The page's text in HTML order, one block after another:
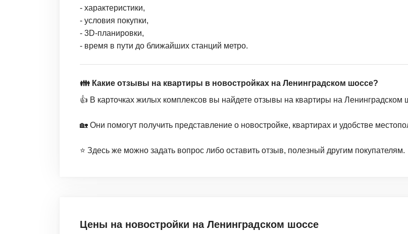
- характеристики,
- условия покупки,
- 3D-планировки,
- время в пути до ближайших станций метро.
👪 Какие отзывы на квартиры в новостройках на Ленинградском шоссе?
👍 В карточках жилых комплексов вы найдете отзывы на квартиры на Ленинградском
🏡 Они помогут получить представление о новостройке, квартирах и удобстве
⭐️ Здесь же можно задать вопрос либо оставить отзыв, полезный другим покупателям.
Цены на новостройки на Ленинградском шоссе